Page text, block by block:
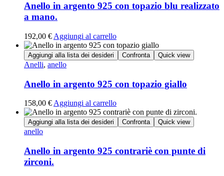
Anello in argento 925 con topazio blu realizzato
a mano.
192,00 € Aggiungi al carrello
Aggiungi alla lista dei desideri Confronta Quick view
Anelli, anello
Anello in argento 925 con topazio giallo
158,00 € Aggiungi al carrello
Aggiungi alla lista dei desideri Confronta Quick view
anello
Anello in argento 925 contrariè con punte di
zirconi.